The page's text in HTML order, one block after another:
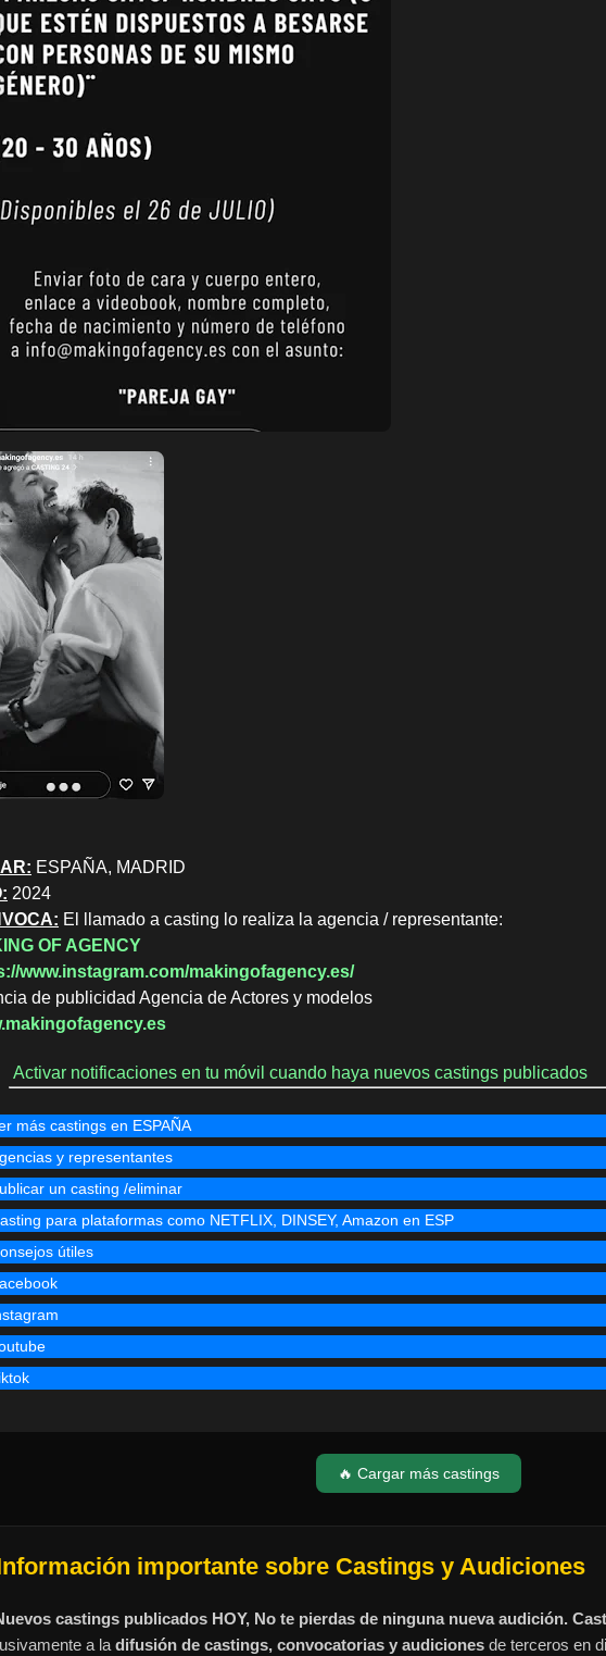
ESPAÑA, MADRID
2024
El llamado a casting lo realiza la agencia / representante:
OF AGENCY
www.instagram.com/makingofagency.es/
de publicidad Agencia de Actores y modelos
Activar notificaciones en tu móvil cuando haya nuevos castings publicados
más castings en ESPAÑA
y representantes
un casting /eliminar
para plataformas como NETFLIX, DINSEY, Amazon en ESP
útiles
🔥 Cargar más castings
importante sobre Castings y Audiciones
castings publicados HOY, No te pierdas de ninguna nueva audición.
a la difusión de castings, convocatorias y audiciones de terceros en